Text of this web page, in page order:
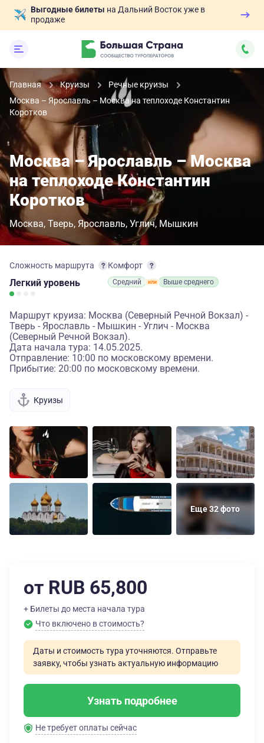
Выгодные билеты на Дальний Восток уже в
продаже
Главная Круизы
Речные круизы
Москва – Ярославль – Москва на теплоходе Константин
Коротков
Москва – Ярославль – Москва
на теплоходе Константин
Коротков
Москва Тверь Ярославль Углич Мышкин
Сложность маршрута
Легкий уровень
Комфорт
Средний Выше среднего
Маршрут круиза: Москва (Северный Речной Вокзал) -
Тверь - Ярославль - Мышкин - Углич - Москва
(Северный Речной Вокзал).
Дата начала тура: 14.05.2025.
Отправление: 10:00 по московскому времени.
Прибытие: 20:00 по московскому времени.
Круизы
Еще 32 фото
от RUB 65,800
+ Билеты до места начала тура
Что включено в стоимость?
Даты и стоимость тура уточняются. Отправьте
заявку, чтобы узнать актуальную информацию
Узнать подробнее
Не требует оплаты сейчас